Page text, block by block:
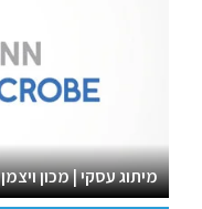
מיתוג עסקי | מכון ויצמן